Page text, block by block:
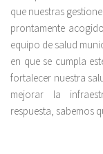
que nuestras
prontamente
equipo de salud
en que se cumpla
fortalecer nuestra
mejorar la
respuesta, sabemos